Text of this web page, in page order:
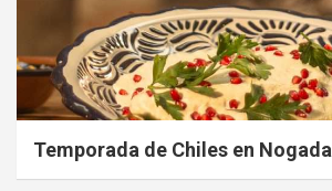
Temporada de Chiles en Nogada